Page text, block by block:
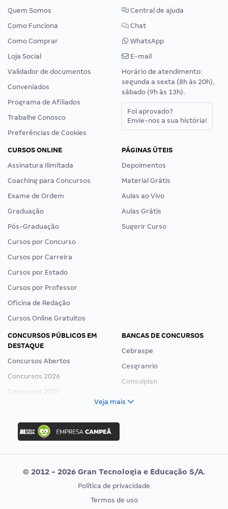
Quem Somos
Como Funciona
Como Comprar
Loja Social
Validador de documentos
Conveniados
Programa de Afiliados
Trabalhe Conosco
Preferências de Cookies
Central de ajuda
Chat
WhatsApp
E-mail
Horário de atendimento:
segunda a sexta (8h às 20h),
sábado (9h às 13h).
Foi aprovado?
Envie-nos a sua história!
CURSOS ONLINE
Assinatura Ilimitada
Coaching para Concursos
Exame de Ordem
Graduação
Pós-Graduação
Cursos por Concurso
Cursos por Carreira
Cursos por Estado
Cursos por Professor
Oficina de Redação
Cursos Online Gratuitos
PÁGINAS ÚTEIS
Depoimentos
Material Grátis
Aulas ao Vivo
Aulas Grátis
Sugerir Curso
CONCURSOS PÚBLICOS EM
DESTAQUE
Concursos Abertos
Concursos 2026
Concursos 2025
Concurso Ibama
Concurso MPU
Editais publicados
BANCAS DE CONCURSOS
Cebraspe
Cesgranrio
Consulplan
Vunesp
CONCURSOS POR PROFISSÃO
EXAME DE ORDEM
Veja mais
© 2012 - 2026 Gran Tecnologia e Educação S/A.
Política de privacidade
Termos de uso